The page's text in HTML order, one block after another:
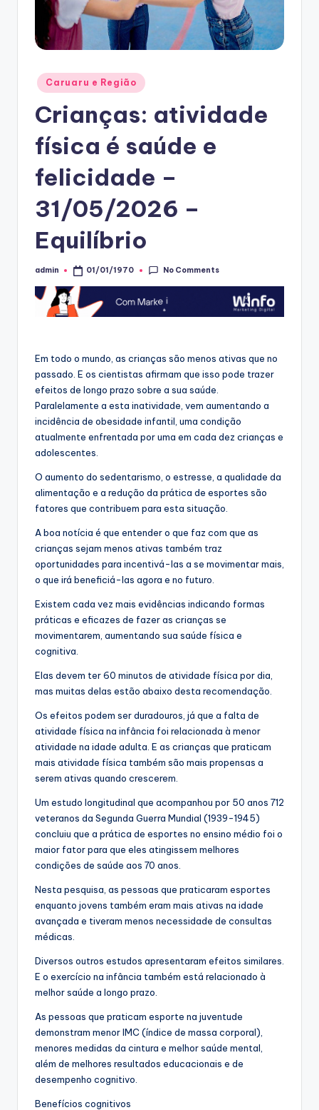
Posted
in
Caruaru e Região
Crianças: atividade
física é saúde e
felicidade –
31/05/2026 –
Equilíbrio
Posted
admin 01/01/1970 No Comments
Em todo o mundo, as crianças são menos ativas que no
passado. E os cientistas afirmam que isso pode trazer
efeitos de longo prazo sobre a sua saúde.
Paralelamente a esta inatividade, vem aumentando a
incidência de obesidade infantil, uma condição
atualmente enfrentada por uma em cada dez crianças e
adolescentes.
O aumento do sedentarismo, o estresse, a qualidade da
alimentação e a redução da prática de esportes são
fatores que contribuem para esta situação.
A boa notícia é que entender o que faz com que as
crianças sejam menos ativas também traz
oportunidades para incentivá-las a se movimentar mais,
o que irá beneficiá-las agora e no futuro.
Existem cada vez mais evidências indicando formas
práticas e eficazes de fazer as crianças se
movimentarem, aumentando sua saúde física e
cognitiva.
Elas devem ter 60 minutos de atividade física por dia,
mas muitas delas estão abaixo desta recomendação.
Os efeitos podem ser duradouros, já que a falta de
atividade física na infância foi relacionada à menor
atividade na idade adulta. E as crianças que praticam
mais atividade física também são mais propensas a
serem ativas quando crescerem.
Um estudo longitudinal que acompanhou por 50 anos 712
veteranos da Segunda Guerra Mundial (1939-1945)
concluiu que a prática de esportes no ensino médio foi o
maior fator para que eles atingissem melhores
condições de saúde aos 70 anos.
Nesta pesquisa, as pessoas que praticaram esportes
enquanto jovens também eram mais ativas na idade
avançada e tiveram menos necessidade de consultas
médicas.
Diversos outros estudos apresentaram efeitos similares.
E o exercício na infância também está relacionado à
melhor saúde a longo prazo.
As pessoas que praticam esporte na juventude
demonstram menor IMC (índice de massa corporal),
menores medidas da cintura e melhor saúde mental,
além de melhores resultados educacionais e de
desempenho cognitivo.
Benefícios cognitivos